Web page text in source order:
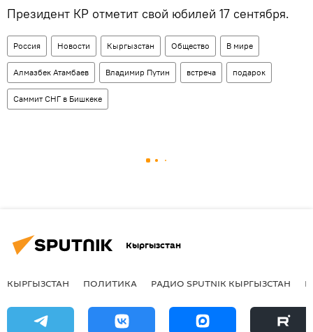
Президент КР отметит свой юбилей 17 сентября.
Россия Новости Кыргызстан Общество В мире
Алмазбек Атамбаев Владимир Путин встреча подарок
Саммит СНГ в Бишкеке
Кыргызстан
КЫРГЫЗСТАН ПОЛИТИКА РАДИО SPUTNIK КЫРГЫЗСТАН